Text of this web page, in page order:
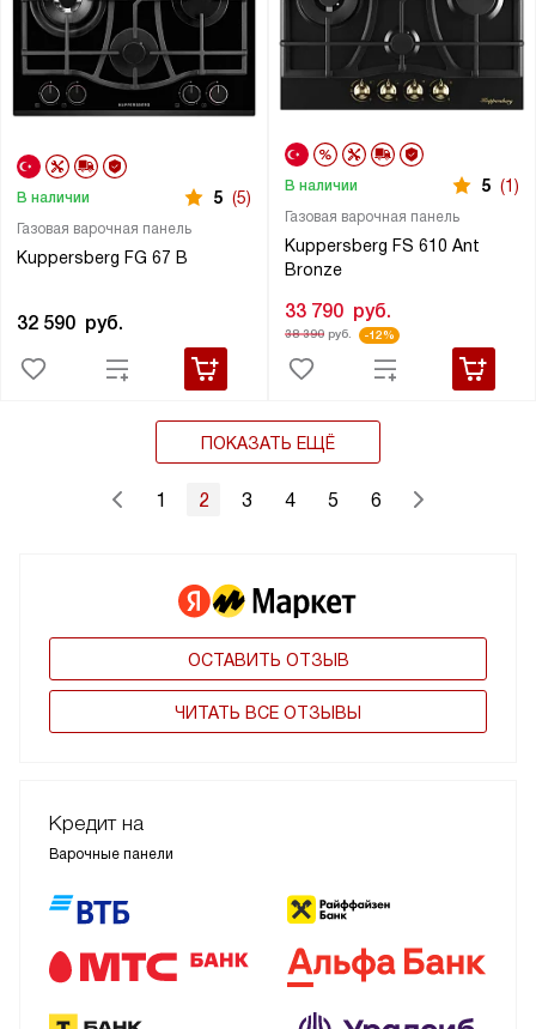
Газовая варочная панель
Kuppersberg FG 67 B
В наличии 5 (5)
32 590 руб.
Газовая варочная панель
Kuppersberg FS 610 Ant
Bronze
В наличии 5 (1)
33 790 руб.
38 390руб. -12%
ПОКАЗАТЬ ЕЩЁ
1 2 3 4 5 6
ОСТАВИТЬ ОТЗЫВ
ЧИТАТЬ ВСЕ ОТЗЫВЫ
Кредит на
Варочные панели